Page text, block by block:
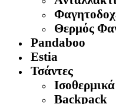
Θερμός
Pandaboo
Estia
Τσάντες
Ισοθερμικά
Backpack